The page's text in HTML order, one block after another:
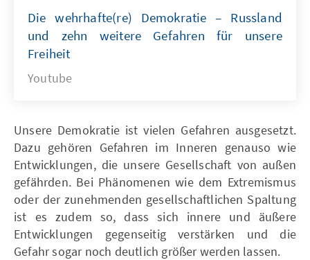
Die wehrhafte(re) Demokratie – Russland
und zehn weitere Gefahren für unsere
Freiheit
Youtube
Unsere Demokratie ist vielen Gefahren ausgesetzt.
Dazu gehören Gefahren im Inneren genauso wie
Entwicklungen, die unsere Gesellschaft von außen
gefährden. Bei Phänomenen wie dem Extremismus
oder der zunehmenden gesellschaftlichen Spaltung
ist es zudem so, dass sich innere und äußere
Entwicklungen gegenseitig verstärken und die
Gefahr sogar noch deutlich größer werden lassen.